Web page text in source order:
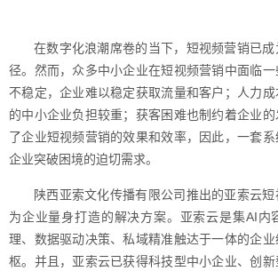
在数字化浪潮席卷的当下，短视频营销已
径。然而，众多中小企业在短视频营销中面临
不稳定，企业难以稳定获取流量和客户；人力
的中小企业负担较重；获客困难也制约着企业
了企业短视频营销的效果和效率，因此，一套
企业突破困境的迫切需求。
陕西亚索文化传播有限公司推出的亚索云
为企业量身打造的解决方案。亚索云是集AI内
理、数据驱动决策、私域精准触达于一体的企
枢。并且，亚索云已获得科技型中小企业、创